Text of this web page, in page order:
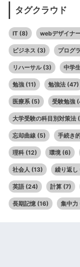
タグクラウド
IT (8) webデザイナ
ビジネス (3) プログ
リハーサル (3) 中学
勉強 (11) 勉強法 (47)
医療系 (5) 受験勉強
大学受験の科目別対策法
忘却曲線 (5) 手続き
理科 (12) 環境 (6)
社会人 (13) 繰り返し
英語 (24) 計算 (7)
長期記憶 (16) 集中力